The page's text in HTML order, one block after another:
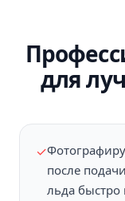
для
✓
после
льда